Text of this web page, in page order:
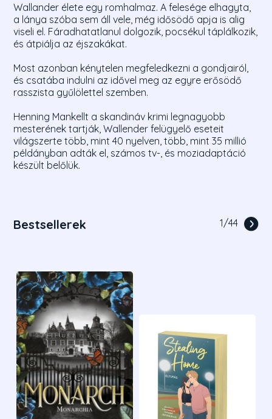
Wallander élete egy romhalmaz. A felesége elhagyta,
a lánya szóba sem áll vele, még idősödő apja is alig
viseli el. Fáradhatatlanul dolgozik, pocsékul táplálkozik,
és átpiálja az éjszakákat.
Most azonban kénytelen megfeledkezni a gondjairól,
és csatába indulni az idővel meg az egyre erősödő
rasszista gyűlölettel szemben.
Henning Mankellt a skandináv krimi legnagyobb
mesterének tartják, Wallender felügyelő eseteit
világszerte több, mint 40 nyelven, több, mint 35 millió
példányban adták el, számos tv-, és moziadaptáció
készült belőlük.
Bestsellerek 1/44